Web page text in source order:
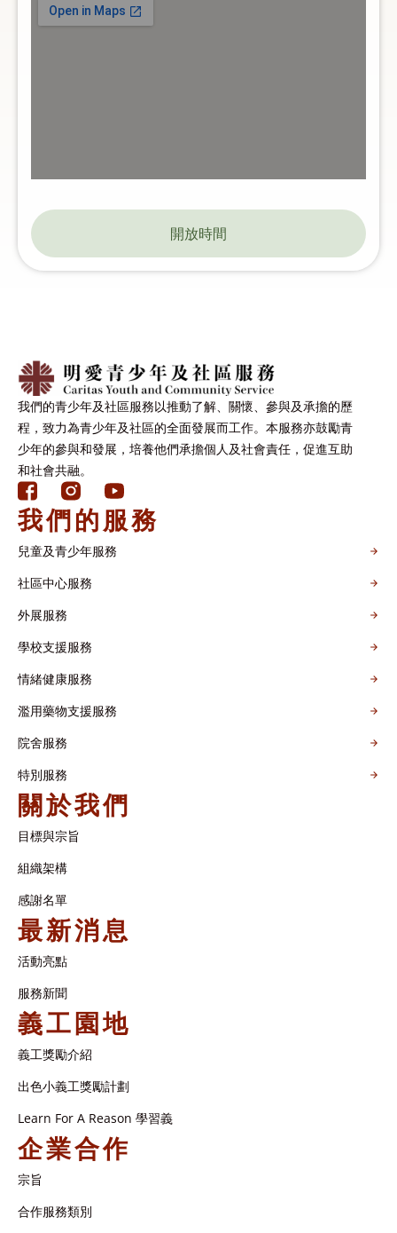
開放時間
我們的青少年及社區服務以推動了解、關懷、參與及承擔的歷
程，致力為青少年及社區的全面發展而工作。本服務亦鼓勵青
少年的參與和發展，培養他們承擔個人及社會責任，促進互助
和社會共融。
我們的服務
兒童及青少年服務
社區中心服務
外展服務
學校支援服務
情緒健康服務
濫用藥物支援服務
院舍服務
特別服務
關於我們
目標與宗旨
組織架構​
感謝名單​
最新消息
活動亮點
服務新聞
義工園地
義工獎勵介紹
出色小義工獎勵計劃
Learn For A Reason 學習義
企業合作
宗旨
合作服務類別